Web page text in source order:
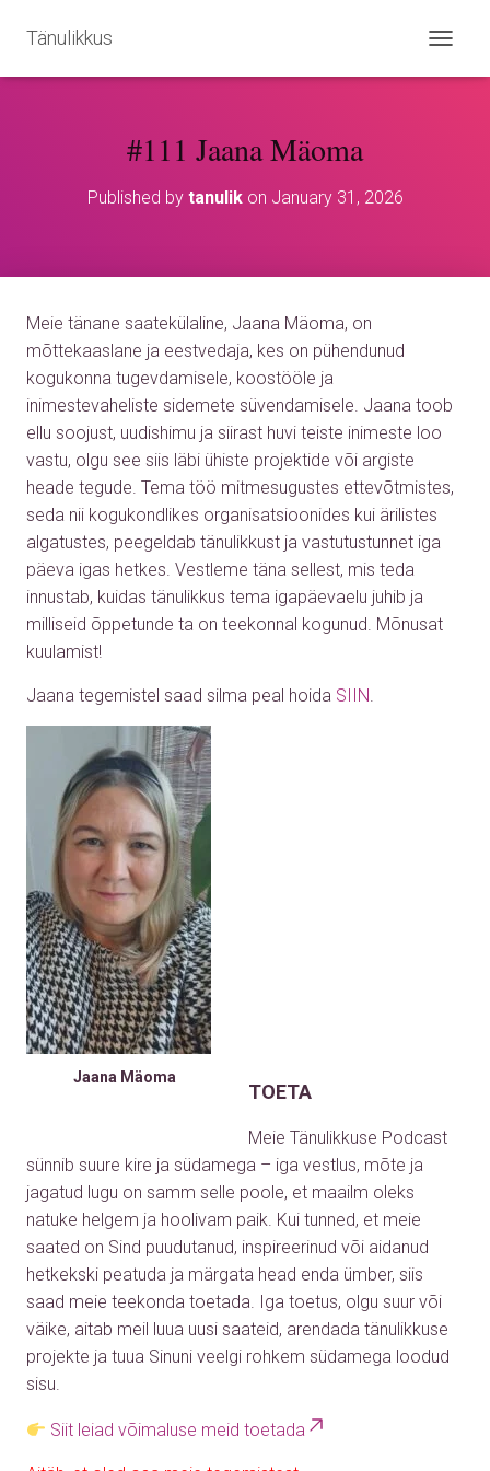
Tänulikkus
O
#111 Jaana Mäoma
Published by tanulikon January 31, 2026
Meie tänane saatekülaline, Jaana Mäoma, on
mõttekaaslane ja eestvedaja, kes on pühendunud
kogukonna tugevdamisele, koostööle ja
inimestevaheliste sidemete süvendamisele. Jaana toob
ellu soojust, uudishimu ja siirast huvi teiste inimeste loo
vastu, olgu see siis läbi ühiste projektide või argiste
heade tegude. Tema töö mitmesugustes ettevõtmistes,
seda nii kogukondlikes organisatsioonides kui ärilistes
algatustes, peegeldab tänulikkust ja vastutustunnet iga
päeva igas hetkes. Vestleme täna sellest, mis teda
innustab, kuidas tänulikkus tema igapäevaelu juhib ja
milliseid õppetunde ta on teekonnal kogunud. Mõnusat
kuulamist!
Jaana tegemistel saad silma peal hoida SIIN.
Jaana Mäoma
TOETA
Meie Tänulikkuse Podcast
sünnib suure kire ja südamega – iga vestlus, mõte ja
jagatud lugu on samm selle poole, et maailm oleks
natuke helgem ja hoolivam paik. Kui tunned, et meie
saated on Sind puudutanud, inspireerinud või aidanud
hetkekski peatuda ja märgata head enda ümber, siis
saad meie teekonda toetada. Iga toetus, olgu suur või
väike, aitab meil luua uusi saateid, arendada tänulikkuse
projekte ja tuua Sinuni veelgi rohkem südamega loodud
sisu.
Siit leiad võimaluse meid toetada